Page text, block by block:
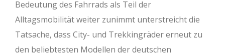
Bedeutung des Fahrrads als Teil der
Alltagsmobilität weiter zunimmt unterstreicht die
Tatsache, dass City- und Trekkingräder erneut zu
den beliebtesten Modellen der deutschen